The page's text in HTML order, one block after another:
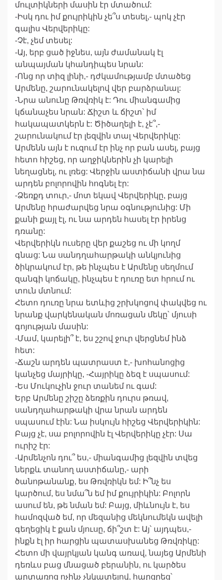
մուլտիկների մասին էր մտածում:
-Իսկ դու իմ քույրիկին չե՞ս տեսել,- պոկ չէր
գալիս Վերվերիկը:
-Չէ, չեմ տեսել:
-Այ, երբ ցած իջնես, այն ժամանակ էլ
անպայման կհանդիպես նրան:
-Ոնց որ տիզ լինի,- դժկամությամբ մտածեց
Արմենը, շարունակելով վեր բարձրանալ:
-Նրա անունը Թռվռիկ է: Դու միանգամից
կճանաչես նրան: Ճիշտ և ճիշտ՝ իմ
հակապատկերն է: Ծիծաղելի է, չէ՞,-
շարունակում էր լեզվին տալ Վերվերիկը:
Արմենն այն է ուզում էր ինչ որ բան ասել, բայց
հետո հիշեց, որ աղջիկներին չի կարելի
նեղացնել, ու լռեց: Վերջին աստիճանի վրա նա
արդեն բոլորովին հոգնել էր:
-Ձեռքդ տուր,- մոտ եկավ Վերվերիկը, բայց
Արմենը հրաժարվեց նրա օգնությունից: Մի
քանի քայլ էլ, ու նա արդեն հասել էր իրենց
դռանը:
Վերվերիկն ուսերը վեր քաշեց ու մի կողմ
գնաց: Նա սանդղահարթակի անկյունից
ծիկրակում էր, թե ինչպես է Արմենը սեղմում
զանգի կոճակը, ինչպես է դուռը ետ հրում ու
տուն մտնում:
Հետո դուռը նրա ետևից շրխկոցով փակվեց ու
նրանք վարկենական մոռացան մեկը՝ մյուսի
գոյության մասին:
-Մամ, կարելի՞ է, ես շշով ջուր վերցնեմ ինձ
հետ:
-Ճաշն արդեն պատրաստ է,- խոհանոցից
կանչեց մայրիկը, -Հայրիկը ձեզ է սպասում:
-Ես Մուկուչին ջուր տանեմ ու գամ:
Երբ Արմենը շիշը ձեռքին դուրս թռավ,
սանդղահարթակի վրա նրան արդեն
սպասում էին: Նա իսկույն հիշեց Վերվերիկին:
Բայց չէ, սա բոլորովին էլ Վերվերիկը չէր: Սա
ուրիշ էր:
-Արմենչոն դու՞ ես,- միանգամից լեզվին տվեց
ներքև տանող աստիճանը,- արի
ծանոթանանք, ես Թռվռիկն եմ: Ի՞նչ ես
կարծում, ես նմա՞ն եմ իմ քույրիկին: Բոլորն
ասում են, թե նման եմ: Բայց, միևնույն է, ես
համոզված եմ, որ մեզանից մեկնումեկն ավելի
գեղեցիկ է քան մյուսը, ճի՞շտ է: Այ՝ այդպես,-
ինքն էլ իր հարցին պատասխանեց Թռվռիկը:
Հետո մի վայրկյան կանգ առավ, նայեց Արմենի
դեռևս բաց մնացած բերանին, ու կարծես
արտառոց ոչինչ չնկատելով, հարցրեց՝